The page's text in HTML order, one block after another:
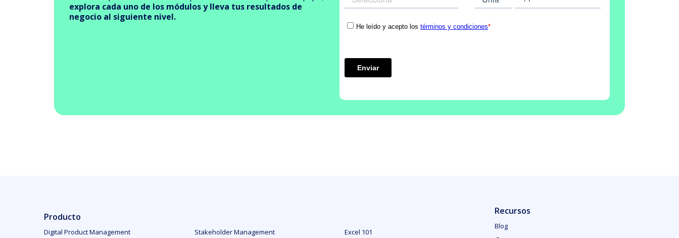
explora cada uno de los módulos y lleva tus resultados de
negocio al siguiente nivel.
Producto
Digital Product Management Stakeholder Management Excel 101
Recursos
Blog